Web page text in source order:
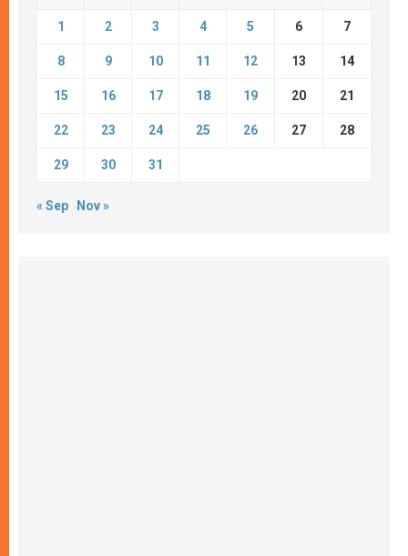
1 2 3 4 5 6 7
8 9 10 11 12 13 14
15 16 17 18 19 20 21
22 23 24 25 26 27 28
29 30 31
« Sep Nov »